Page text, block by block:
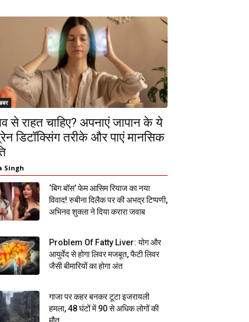
से राहत चाहिए? अपनाएं जापान के ये
डिटॉक्सिंग तरीके और पाएं मानसिक
Singh
‘बिग बॉस’ फेम आसिम रियाज का नया
विवाद! रुबीना दिलैक पर की अभद्र टिप्पणी,
अभिनव शुक्ला ने दिया करारा जवाब
Problem Of Fatty Liver: योग और
आयुर्वेद से होगा लिवर मजबूत, फैटी लिवर
जैसी बीमारियों का होगा अंत
गाजा पर कहर बनकर टूटा इजरायली
हमला, 48 घंटों में 90 से अधिक लोगों की